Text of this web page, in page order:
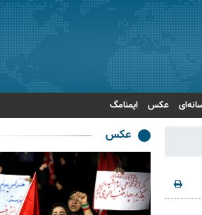
عکس ایمنامگ
عکس